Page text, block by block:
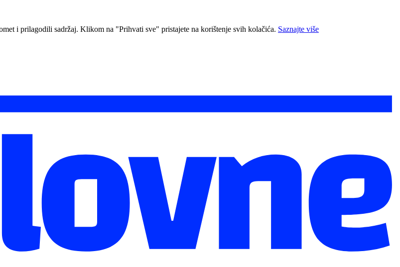
i prilagodili sadržaj. Klikom na "Prihvati sve" pristajete na korištenje svih kolačića. Saznajte više